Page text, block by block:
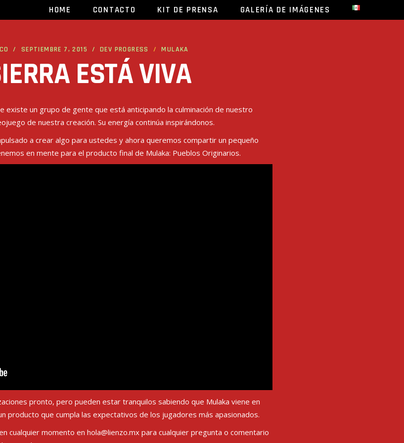
HOME CONTACTO KIT DE PRENSA GALERÍA DE IMÁGENES
SEPTIEMBRE 7, 2015 DEV PROGRESS MULAKA
ESTÁ VIVA
existe un grupo de gente que está anticipando la culminación de nuestro
de nuestra creación. Su energía continúa inspirándonos.
a crear algo para ustedes y ahora queremos compartir un pequeño
en mente para el producto final de Mulaka: Pueblos Originarios.
pronto, pero pueden estar tranquilos sabiendo que Mulaka viene en
producto que cumpla las expectativos de los jugadores más apasionados.
cualquier momento en hola@lienzo.mx para cualquier pregunta o comentario